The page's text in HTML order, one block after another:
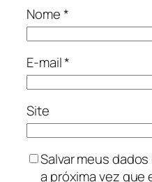
Nome*
E-mail*
Site
Salvar meus
a próxima vez que